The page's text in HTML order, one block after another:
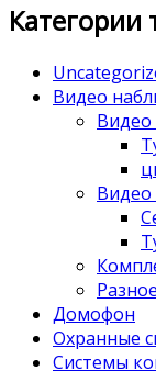
Категории
Видео
Видео
Разное
Домофон
Охранные
Системы